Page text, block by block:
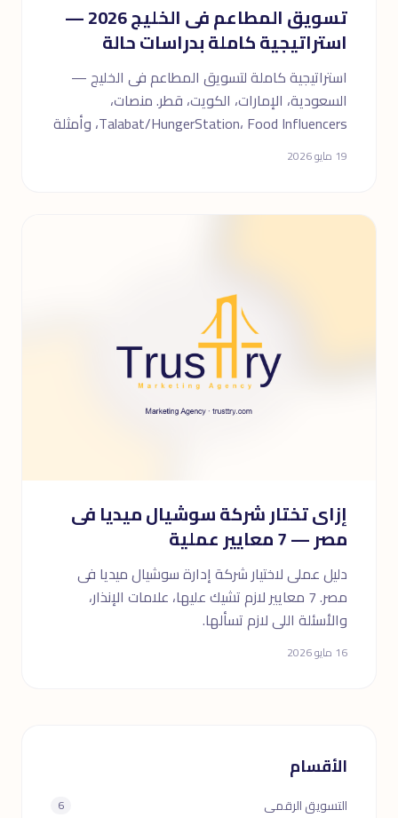
تسويق المطاعم فى الخليج 2026 —
استراتيجية كاملة بدراسات حالة
استراتيجية كاملة لتسويق المطاعم فى الخليج —
السعودية، الإمارات، الكويت، قطر. منصات،
Talabat/HungerStation، Food Influencers، وأمثلة
حقيقية.
19 مايو 2026
إزاى تختار شركة سوشيال ميديا فى
مصر — 7 معايير عملية
دليل عملى لاختيار شركة إدارة سوشيال ميديا فى
مصر. 7 معايير لازم تشيك عليها، علامات الإنذار،
والأسئلة اللى لازم تسألها.
16 مايو 2026
الأقسام
التسويق الرقمى 6